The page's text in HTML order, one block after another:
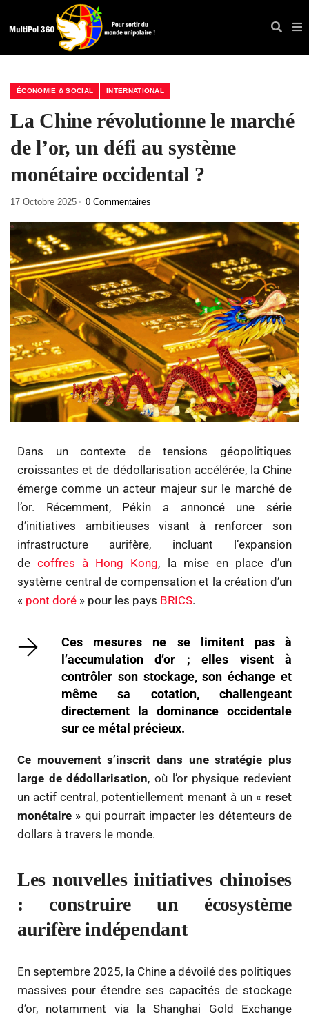
ÉCONOMIE & SOCIAL INTERNATIONAL
La Chine révolutionne le marché
de l’or, un défi au système
monétaire occidental ?
17 Octobre 2025 0 Commentaires
Dans un contexte de tensions géopolitiques
croissantes et de dédollarisation accélérée, la Chine
émerge comme un acteur majeur sur le marché de
l’or. Récemment, Pékin a annoncé une série
d’initiatives ambitieuses visant à renforcer son
infrastructure aurifère, incluant l’expansion
decoffres à Hong Kong, la mise en place d’un
système central de compensation et la création d’un
« pont doré » pour les pays BRICS.
Ces mesures ne se limitent pas à
l’accumulation d’or ; elles visent à
contrôler son stockage, son échange et
même sa cotation, challengeant
directement la dominance occidentale
sur ce métal précieux.
Ce mouvement s’inscrit dans une stratégie plus
large de dédollarisation, où l’or physique redevient
un actif central, potentiellement menant à un « reset
monétaire » qui pourrait impacter les détenteurs de
dollars à travers le monde.
Les nouvelles initiatives chinoises
: construire un écosystème
aurifère indépendant
En septembre 2025, la Chine a dévoilé des politiques
massives pour étendre ses capacités de stockage
d’or, notamment via la Shanghai Gold Exchange